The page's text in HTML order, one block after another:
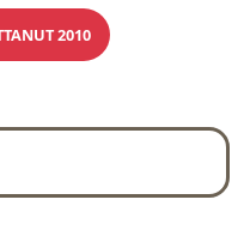
2010